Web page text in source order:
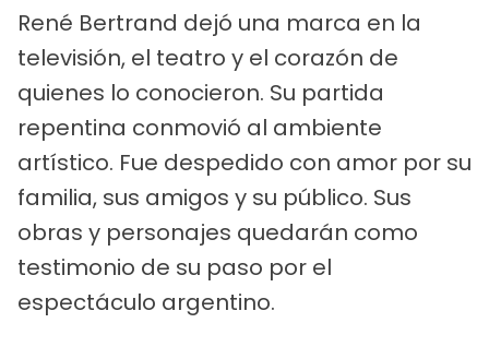
René Bertrand dejó una marca en la
televisión, el teatro y el corazón de
quienes lo conocieron. Su partida
repentina conmovió al ambiente
artístico. Fue despedido con amor por su
familia, sus amigos y su público. Sus
obras y personajes quedarán como
testimonio de su paso por el
espectáculo argentino.